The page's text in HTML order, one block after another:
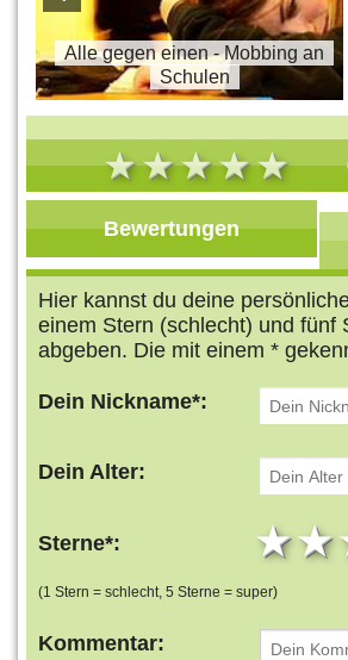
Alle gegen einen - Mobbing an
Schulen
Bewertungen
Hier kannst du deine
einem Stern (schlecht) und fünf
abgeben. Die mit einem *
Dein Nickname*:
Dein Alter:
Sterne*: 1
(1 Stern = schlecht, 5 Sterne = super)
Kommentar: